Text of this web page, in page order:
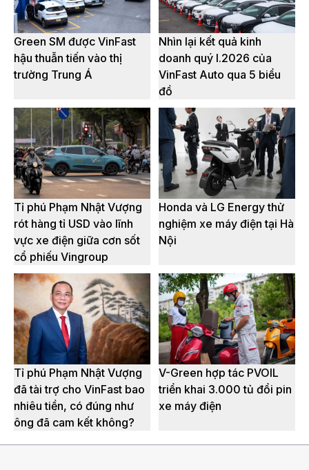
Green SM được VinFast
hậu thuẫn tiến vào thị
trường Trung Á
Nhìn lại kết quả kinh
doanh quý I.2026 của
VinFast Auto qua 5 biểu
đồ
Tỉ phú Phạm Nhật Vượng
rót hàng tỉ USD vào lĩnh
vực xe điện giữa cơn sốt
cổ phiếu Vingroup
Honda và LG Energy thử
nghiệm xe máy điện tại Hà
Nội
Tỉ phú Phạm Nhật Vượng
đã tài trợ cho VinFast bao
nhiêu tiền, có đúng như
ông đã cam kết không?
V-Green hợp tác PVOIL
triển khai 3.000 tủ đổi pin
xe máy điện